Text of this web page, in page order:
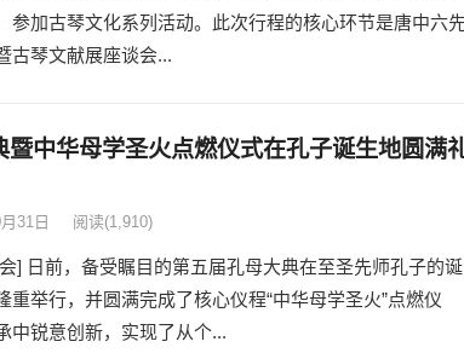
参加古琴文化系列活动。此次行程的核心环节是唐中六
古琴文献展座谈会...
暨中华母学圣火点燃仪式在孔子诞生地圆满
31日 阅读(1,910)
] 日前，备受瞩目的第五届孔母大典在至圣先师孔子的诞
举行，并圆满完成了核心仪程“中华母学圣火”点燃仪
中锐意创新，实现了从个...